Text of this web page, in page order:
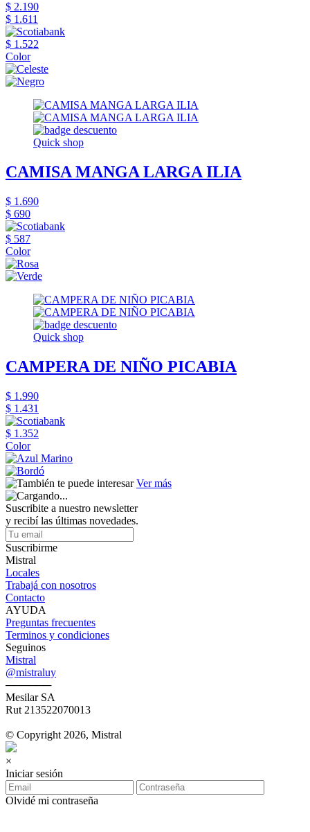
$ 2.190
$ 1.611
$ 1.522
Color
Quick shop
CAMISA MANGA LARGA ILIA
$ 1.690
$ 690
$ 587
Color
Quick shop
CAMPERA DE NIÑO PICABIA
$ 1.990
$ 1.431
$ 1.352
Color
Ver más
Suscribite a nuestro newsletter
y recibí las últimas novedades.
Suscribirme
Mistral
Locales
Trabajá con nosotros
Contacto
AYUDA
Preguntas frecuentes
Terminos y condiciones
Seguinos
Mistral
@mistraluy
──────
Mesilar SA
Rut 213522070013
© Copyright 2026, Mistral
×
Iniciar sesión
Olvidé mi contraseña